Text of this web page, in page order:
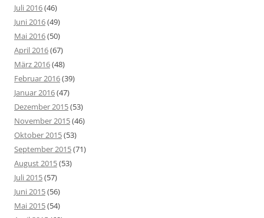
Juli 2016(46)
Juni 2016(49)
Mai 2016(50)
April 2016(67)
März 2016(48)
Februar 2016(39)
Januar 2016(47)
Dezember 2015(53)
November 2015(46)
Oktober 2015(53)
September 2015(71)
August 2015(53)
Juli 2015(57)
Juni 2015(56)
Mai 2015(54)